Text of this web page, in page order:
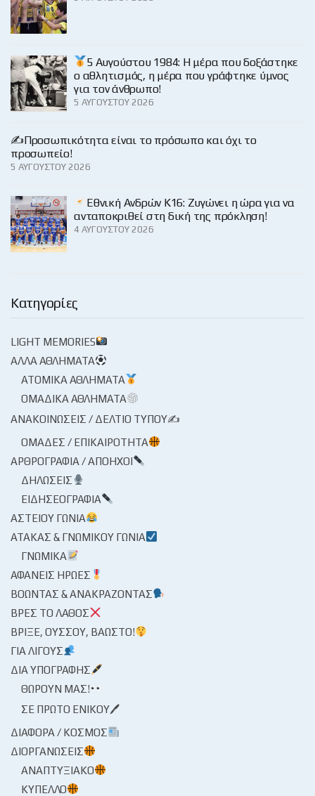
5 Αυγούστου 1984: Η μέρα που δοξάστηκε
ο αθλητισμός, η μέρα που γράφτηκε ύμνος
για τον άνθρωπο!
5 ΑΥΓΟΎΣΤΟΥ 2026
✍️Προσωπικότητα είναι το πρόσωπο και όχι το
προσωπείο!
5 ΑΥΓΟΎΣΤΟΥ 2026
Εθνική Ανδρών Κ16: Ζυγώνει η ώρα για να
ανταποκριθεί στη δική της πρόκληση!
4 ΑΥΓΟΎΣΤΟΥ 2026
Κατηγορίες
LIGHT MEMORIES
ΆΛΛΑ ΑΘΛΉΜΑΤΑ
ΑΤΟΜΙΚΆ ΑΘΛΉΜΑΤΑ
ΟΜΑΔΙΚΆ ΑΘΛΉΜΑΤΑ
ΑΝΑΚΟΙΝΏΣΕΙΣ / ΔΕΛΤΊΟ ΤΎΠΟΥ✍
ΟΜΆΔΕΣ / ΕΠΙΚΑΙΡΌΤΗΤΑ
ΑΡΘΡΟΓΡΑΦΊΑ / ΑΠΌΗΧΟΙ
ΔΗΛΏΣΕΙΣ
ΕΙΔΗΣΕΟΓΡΑΦΊΑ
ΑΣΤΕΊΟΥ ΓΩΝΊΑ
ΑΤΆΚΑΣ & ΓΝΩΜΙΚΟΎ ΓΩΝΊΑ
ΓΝΩΜΙΚΆ
ΑΦΑΝΕΊΣ ΉΡΩΕΣ
ΒΟΏΝΤΑΣ & ΑΝΑΚΡΆΖΟΝΤΑΣ
ΒΡΕΣ ΤΟ ΛΆΘΟΣ
ΒΡΊΞΕ, ΟΎΣΣΟΥ, ΒΆΩΣΤΟ!
ΓΙΑ ΛΊΓΟΥΣ
ΔΙΑ ΥΠΟΓΡΑΦΉΣ
ΘΩΡΟΎΝ ΜΑΣ!
ΣΕ ΠΡΏΤΟ ΕΝΙΚΟΎ🖊
ΔΙΆΦΟΡΑ / ΚΌΣΜΟΣ
ΔΙΟΡΓΑΝΏΣΕΙΣ
ΑΝΑΠΤΥΞΙΑΚΌ
ΚΎΠΕΛΛΟ